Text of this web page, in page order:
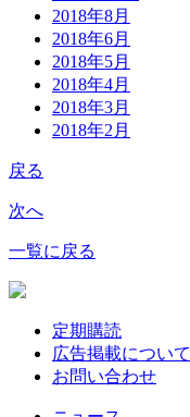
2018年8月
2018年6月
2018年5月
2018年4月
2018年3月
2018年2月
戻る
次へ
一覧に戻る
定期購読
広告掲載について
お問い合わせ